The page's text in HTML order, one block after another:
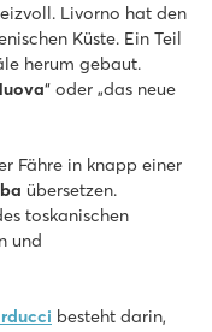
Livorno hat den
Küste. Ein Teil
herum gebaut.
“ oder „das neue
Fähre in knapp einer
übersetzen.
toskanischen
und
besteht darin,